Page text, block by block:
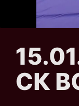
СК